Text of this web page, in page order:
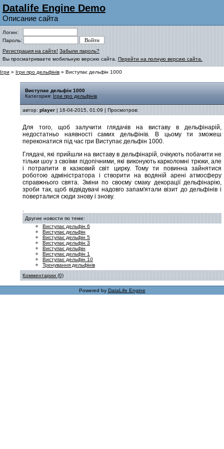
Datalife Engine Demo
Описание сайта
Логин:
Пароль:
Регистрация на сайте! Забыли пароль?
Вы просматриваете мобильную версию сайта. Перейти на полную версию сайта.
Ігри » Ігри про дельфінів » Виступає дельфін 1000
Виступає дельфін 1000
Категория: Ігри про дельфінів
автор: player | 16-04-2015, 01:09 | Просмотров:
Для того, щоб залучити глядачів на виставу в дельфінарій,
недостатньо наявності самих дельфінів. В цьому ти зможеш
переконатися під час гри Виступає дельфін 1000.
Глядачі, які прийшли на виставу в дельфінарій, очікують побачити не
тільки шоу з своїми підопічними, які виконують карколомні трюки, але
і потрапити в казковий світ цирку. Тому ти повинна зайнятися
роботою адміністратора і створити на водяній арені атмосферу
справжнього свята. Зміни по своєму смаку декорації дельфінарію,
зроби так, щоб відвідувачі надовго запам'ятали візит до дельфінів і
поверталися сюди знову і знову.
.
Другие новости по теме:
Виступає дельфін 6
Виступає дельфін
Виступає дельфін 5
Виступає дельфін 3
Виступає дельфін
Виступає дельфін 1
Виступає дельфін 10
Тренування дельфінів
Комментарии (0)
Powered by DataLife Engine